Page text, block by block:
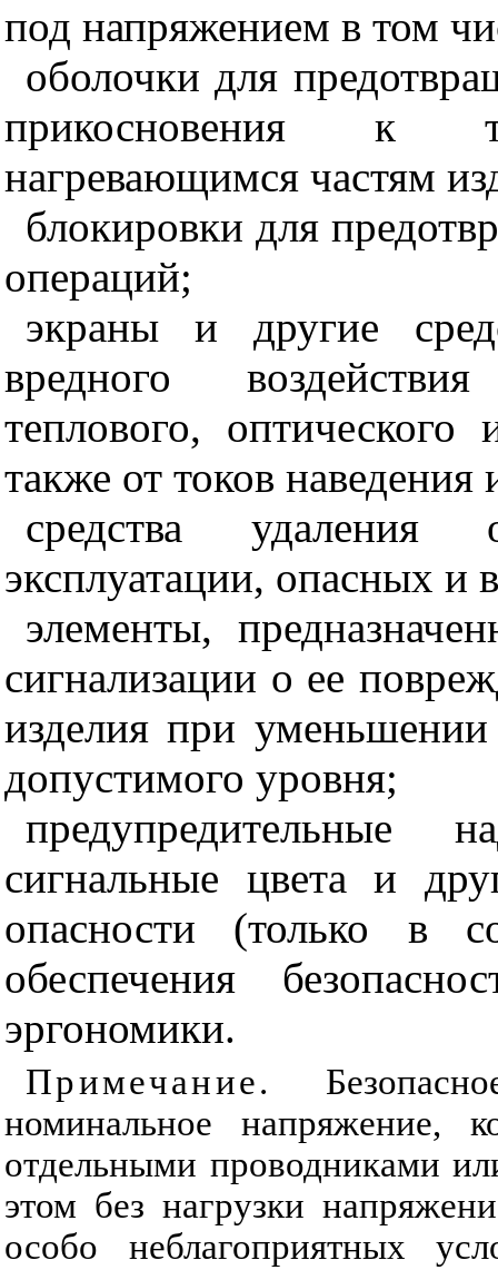
под напряжением в том
оболочки для
прикосновения к
нагревающимся частям
блокировки для
операций;
экраны и другие
вредного
теплового, оптического
также от токов наведения
средства удаления
эксплуатации, опасных и
элементы,
сигнализации о ее
изделия при
допустимого уровня;
предупредительные
сигнальные цвета и
опасности (только в
обеспечения
эргономики.
Примечание.
номинальное напряжение,
отдельными проводниками
этом без нагрузки
особо неблагоприятных